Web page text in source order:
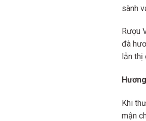
sành
Rượu
đà
lẫn
Khi
mận